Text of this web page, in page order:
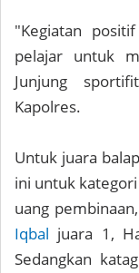
"Kegiatan
pelajar untuk
Junjung
Kapolres.
Untuk juara
ini untuk
uang
Iqbal juara 1,
Sedangkan